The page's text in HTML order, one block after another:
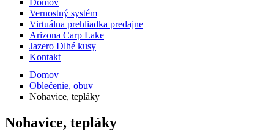
Vernostný systém
Virtuálna prehliadka predajne
Arizona Carp Lake
Jazero Dlhé kusy
Kontakt
Domov
Oblečenie, obuv
Nohavice, tepláky
Nohavice, tepláky